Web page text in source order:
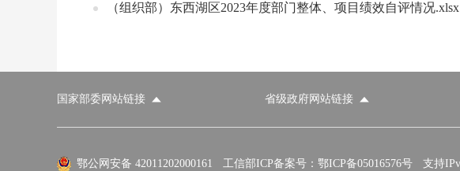
（组织部）东西湖区2023年度部门整体、项目绩效自评情况.xlsx
国家部委网站链接 省级政府网站链接
国家部委网站 省级政府网站 市政府部门网站
外交部 国防部 国家发展和
鄂公网安备 42011202000161 工信部ICP备案号：鄂ICP备05016576号 支持